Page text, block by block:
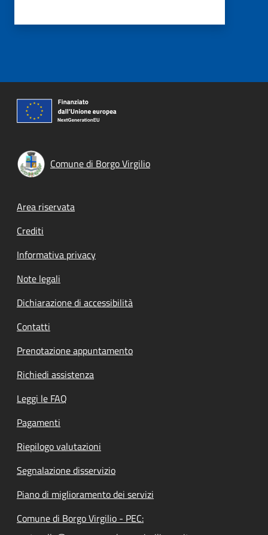
Comune di Borgo Virgilio
Footer menu
Area riservata
Crediti
Informativa privacy
Note legali
Dichiarazione di accessibilità
Contatti
Prenotazione appuntamento
Richiedi assistenza
Leggi le FAQ
Pagamenti
Riepilogo valutazioni
Segnalazione disservizio
Piano di miglioramento dei servizi
Comune di Borgo Virgilio - PEC: